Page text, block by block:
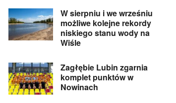
W sierpniu i we wrześniu
możliwe kolejne rekordy
niskiego stanu wody na
Wiśle
Zagłębie Lubin zgarnia
komplet punktów w
Nowinach